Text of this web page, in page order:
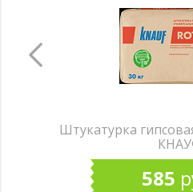
Штукатурка
585